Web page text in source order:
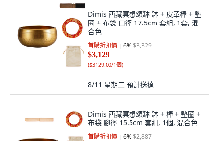
Dimis 西藏冥想頌缽 缽 + 皮革棒 + 墊
圈 + 布袋 口徑 17.5cm 套組, 1套, 混
合色
首購折扣價 6%$3,329
$3,129
($3129.00/1個)
8/11 星期二 預計送達
Dimis 西藏冥想頌缽 缽 + 棒 + 墊圈 +
布袋 腳徑 15.5cm 套組, 1個, 混合色
首購折扣價 6%$2,887